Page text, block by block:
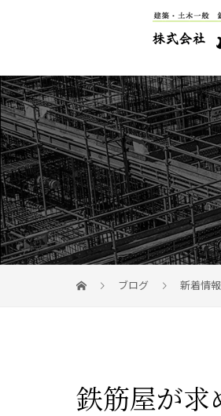
ブログ 新着情報
鉄筋屋が求